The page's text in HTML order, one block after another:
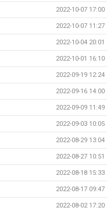
2022-10-07 17:00
2022-10-07 11:27
2022-10-04 20:01
2022-10-01 16:10
2022-09-19 12:24
2022-09-16 14:00
2022-09-09 11:49
2022-09-03 10:05
2022-08-29 13:04
2022-08-27 10:51
2022-08-18 15:33
2022-08-17 09:47
2022-08-02 17:20